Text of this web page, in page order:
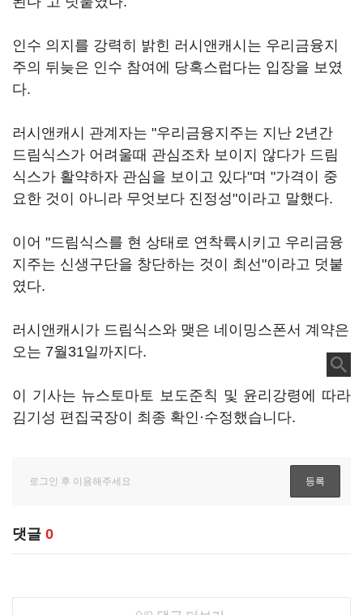
인수 의지를 강력히 밝힌 러시앤캐시는 우리금융지
주의 뒤늦은 인수 참여에 당혹스럽다는 입장을 보였
다.
러시앤캐시 관계자는 "우리금융지주는 지난 2년간
드림식스가 어려울때 관심조차 보이지 않다가 드림
식스가 활약하자 관심을 보이고 있다"며 "가격이 중
요한 것이 아니라 무엇보다 진정성"이라고 말했다.
이어 "드림식스를 현 상태로 연착륙시키고 우리금융
지주는 신생구단을 창단하는 것이 최선"이라고 덧붙
였다.
러시앤캐시가 드림식스와 맺은 네이밍스폰서 계약은
오는 7월31일까지다.
이 기사는 뉴스토마토 보도준칙 및 윤리강령에 따라
김기성 편집국장이 최종 확인·수정했습니다.
댓글 0